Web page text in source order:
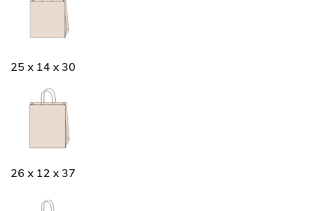
25 x 14 x 30
26 x 12 x 37